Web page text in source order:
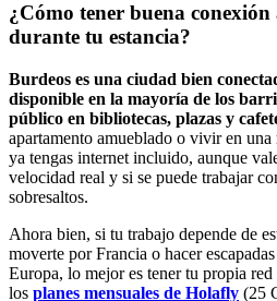
¿Cómo tener buena
durante tu estancia?
Burdeos es una ciudad bien
disponible en la mayoría de los
público en bibliotecas, plazas y
apartamento amueblado o vivir en una
ya tengas internet incluido, aunque
velocidad real y si se puede trabajar
sobresaltos.
Ahora bien, si tu trabajo depende de
moverte por Francia o hacer
Europa, lo mejor es tener tu propia
los planes mensuales de Holafly (25